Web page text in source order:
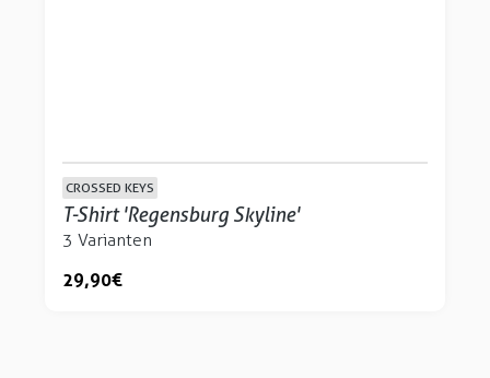
CROSSED KEYS
T-Shirt 'Regensburg Skyline'
3 Varianten
29,90 €